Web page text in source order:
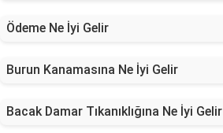
Ödeme Ne İyi Gelir
Burun Kanamasına Ne İyi Gelir
Bacak Damar Tıkanıklığına Ne İyi Gelir